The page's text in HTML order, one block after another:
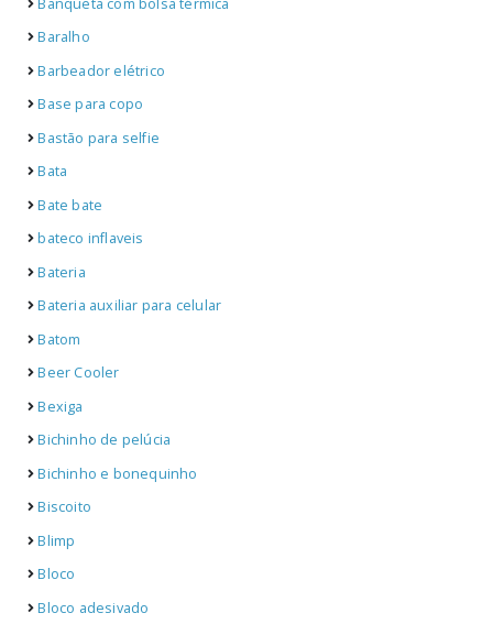
Baralho
Barbeador elétrico
Base para copo
Bastão para selfie
Bata
Bate bate
bateco inflaveis
Bateria
Bateria auxiliar para celular
Batom
Beer Cooler
Bexiga
Bichinho de pelúcia
Bichinho e bonequinho
Biscoito
Blimp
Bloco
Bloco adesivado